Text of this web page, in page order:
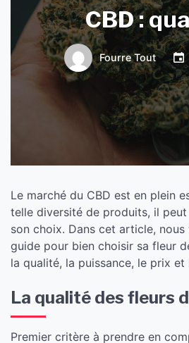
CBD :
puissance,
Fourre Tout
Le marché du CBD est en plein
telle diversité de produits, il
son choix. Dans cet article,
guide pour bien choisir sa fleur
la qualité, la puissance, le prix et
La qualité des fleurs
Premier critère à prendre en